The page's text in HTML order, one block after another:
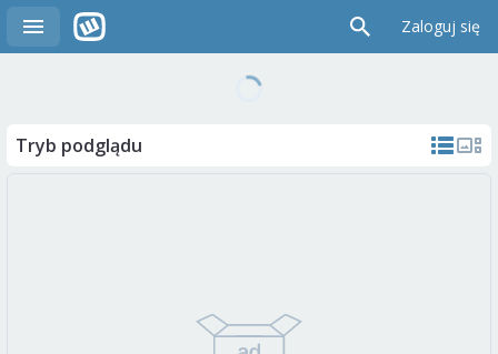
Zaloguj się
Tryb podglądu